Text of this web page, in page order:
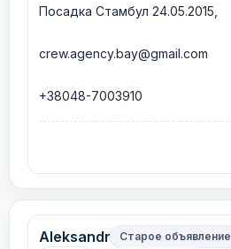
Посадка Стамбул 24.05.2015,
crew.agency.bay@gmail.com
+38048-7003910
Aleksandr Старое объявление